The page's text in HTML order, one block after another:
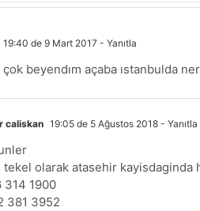
19:40 de 9 Mart 2017 - Yanıtla
çok beyendım açaba ıstanbulda
caliskan 19:05 de 5 Ağustos 2018 - Yanıtla
tekel olarak atasehir kayisdaginda
314 1900
381 3952